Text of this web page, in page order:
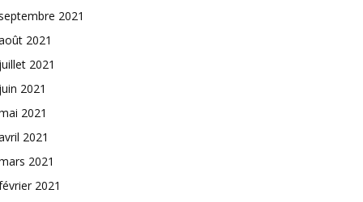
2021
2021
2021
2021
2021
2021
2021
2021